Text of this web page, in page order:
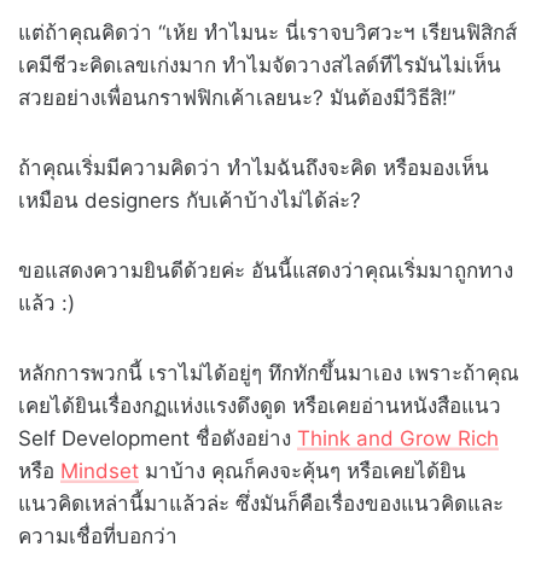
แต่ถ้าคุณคิดว่า “เห้ย ทำไมนะ นี่เราจบวิศวะฯ เรียนฟิสิกส์
เคมีชีวะคิดเลขเก่งมาก ทำไมจัดวางสไลด์ทีไรมันไม่เห็น
สวยอย่างเพื่อนกราฟฟิกเค้าเลยนะ? มันต้องมีวิธีสิ!”
ถ้าคุณเริ่มมีความคิดว่า ทำไมฉันถึงจะคิด หรือมองเห็น
เหมือน designers กับเค้าบ้างไม่ได้ล่ะ?
ขอแสดงความยินดีด้วยค่ะ อันนี้แสดงว่าคุณเริ่มมาถูกทาง
แล้ว :)
หลักการพวกนี้ เราไม่ได้อยู่ๆ ทึกทักขึ้นมาเอง เพราะถ้าคุณ
เคยได้ยินเรื่องกฏแห่งแรงดึงดูด หรือเคยอ่านหนังสือแนว
Self Development ชื่อดังอย่าง Think and Grow Rich
หรือ Mindset มาบ้าง คุณก็คงจะคุ้นๆ หรือเคยได้ยิน
แนวคิดเหล่านี้มาแล้วล่ะ ซึ่งมันก็คือเรื่องของแนวคิดและ
ความเชื่อที่บอกว่า